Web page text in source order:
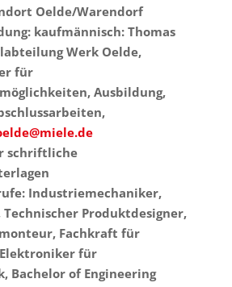
Oelde/Warendorf
kaufmännisch: Thomas
Werk Oelde,
für
Ausbildung,
schriftliche
Industriemechaniker,
Produktdesigner,
Fachkraft für
für
Bachelor of Engineering